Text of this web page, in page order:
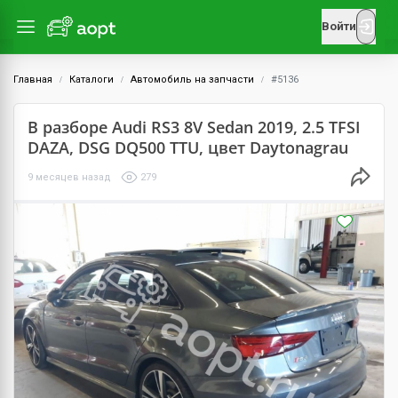
Войти
Главная Каталоги Автомобиль на запчасти #5136
В разборе Audi RS3 8V Sedan 2019, 2.5 TFSI
DAZA, DSG DQ500 TTU, цвет Daytonagrau
9 месяцев назад 279